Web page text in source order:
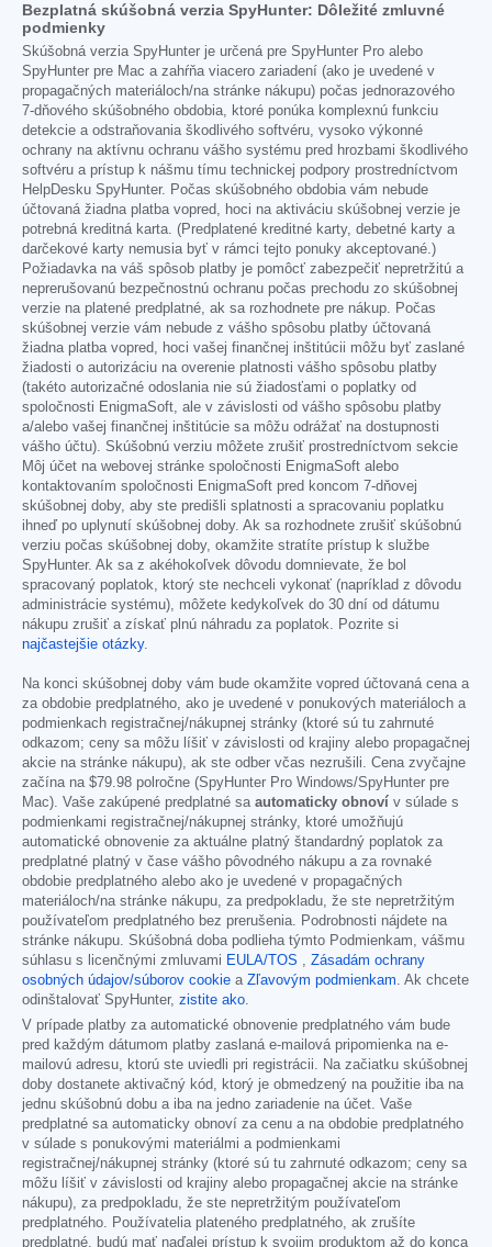
Bezplatná skúšobná verzia SpyHunter: Dôležité zmluvné
podmienky
Skúšobná verzia SpyHunter je určená pre SpyHunter Pro alebo
SpyHunter pre Mac a zahŕňa viacero zariadení (ako je uvedené v
propagačných materiáloch/na stránke nákupu) počas jednorazového
7-dňového skúšobného obdobia, ktoré ponúka komplexnú funkciu
detekcie a odstraňovania škodlivého softvéru, vysoko výkonné
ochrany na aktívnu ochranu vášho systému pred hrozbami škodlivého
softvéru a prístup k nášmu tímu technickej podpory prostredníctvom
HelpDesku SpyHunter. Počas skúšobného obdobia vám nebude
účtovaná žiadna platba vopred, hoci na aktiváciu skúšobnej verzie je
potrebná kreditná karta. (Predplatené kreditné karty, debetné karty a
darčekové karty nemusia byť v rámci tejto ponuky akceptované.)
Požiadavka na váš spôsob platby je pomôcť zabezpečiť nepretržitú a
neprerušovanú bezpečnostnú ochranu počas prechodu zo skúšobnej
verzie na platené predplatné, ak sa rozhodnete pre nákup. Počas
skúšobnej verzie vám nebude z vášho spôsobu platby účtovaná
žiadna platba vopred, hoci vašej finančnej inštitúcii môžu byť zaslané
žiadosti o autorizáciu na overenie platnosti vášho spôsobu platby
(takéto autorizačné odoslania nie sú žiadosťami o poplatky od
spoločnosti EnigmaSoft, ale v závislosti od vášho spôsobu platby
a/alebo vašej finančnej inštitúcie sa môžu odrážať na dostupnosti
vášho účtu). Skúšobnú verziu môžete zrušiť prostredníctvom sekcie
Môj účet na webovej stránke spoločnosti EnigmaSoft alebo
kontaktovaním spoločnosti EnigmaSoft pred koncom 7-dňovej
skúšobnej doby, aby ste predišli splatnosti a spracovaniu poplatku
ihneď po uplynutí skúšobnej doby. Ak sa rozhodnete zrušiť skúšobnú
verziu počas skúšobnej doby, okamžite stratíte prístup k službe
SpyHunter. Ak sa z akéhokoľvek dôvodu domnievate, že bol
spracovaný poplatok, ktorý ste nechceli vykonať (napríklad z dôvodu
administrácie systému), môžete kedykoľvek do 30 dní od dátumu
nákupu zrušiť a získať plnú náhradu za poplatok. Pozrite si
najčastejšie otázky.
Na konci skúšobnej doby vám bude okamžite vopred účtovaná cena a
za obdobie predplatného, ako je uvedené v ponukových materiáloch a
podmienkach registračnej/nákupnej stránky (ktoré sú tu zahrnuté
odkazom; ceny sa môžu líšiť v závislosti od krajiny alebo propagačnej
akcie na stránke nákupu), ak ste odber včas nezrušili. Cena zvyčajne
začína na $79.98 polročne (SpyHunter Pro Windows/SpyHunter pre
Mac). Vaše zakúpené predplatné sa automaticky obnoví v súlade s
podmienkami registračnej/nákupnej stránky, ktoré umožňujú
automatické obnovenie za aktuálne platný štandardný poplatok za
predplatné platný v čase vášho pôvodného nákupu a za rovnaké
obdobie predplatného alebo ako je uvedené v propagačných
materiáloch/na stránke nákupu, za predpokladu, že ste nepretržitým
používateľom predplatného bez prerušenia. Podrobnosti nájdete na
stránke nákupu. Skúšobná doba podlieha týmto Podmienkam, vášmu
súhlasu s licenčnými zmluvami EULA/TOS , Zásadám ochrany
osobných údajov/súborov cookie a Zľavovým podmienkam. Ak chcete
odinštalovať SpyHunter, zistite ako.
V prípade platby za automatické obnovenie predplatného vám bude
pred každým dátumom platby zaslaná e-mailová pripomienka na e-
mailovú adresu, ktorú ste uviedli pri registrácii. Na začiatku skúšobnej
doby dostanete aktivačný kód, ktorý je obmedzený na použitie iba na
jednu skúšobnú dobu a iba na jedno zariadenie na účet. Vaše
predplatné sa automaticky obnoví za cenu a na obdobie predplatného
v súlade s ponukovými materiálmi a podmienkami
registračnej/nákupnej stránky (ktoré sú tu zahrnuté odkazom; ceny sa
môžu líšiť v závislosti od krajiny alebo propagačnej akcie na stránke
nákupu), za predpokladu, že ste nepretržitým používateľom
predplatného. Používatelia plateného predplatného, ak zrušíte
predplatné, budú mať naďalej prístup k svojim produktom až do konca